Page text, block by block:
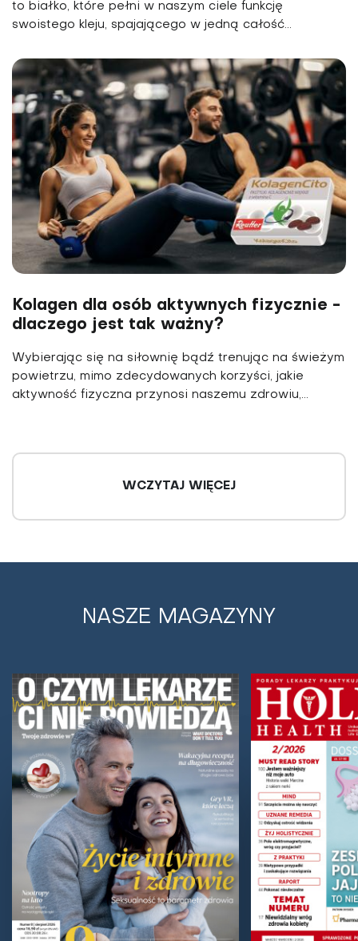
to białko, które pełni w naszym ciele funkcję
swoistego kleju, spajającego w jedną całość...
Kolagen dla osób aktywnych fizycznie -
dlaczego jest tak ważny?
Wybierając się na siłownię bądź trenując na świeżym
powietrzu, mimo zdecydowanych korzyści, jakie
aktywność fizyczna przynosi naszemu zdrowiu,...
Zmiana sposobu chodzenia łagodzi ból
kolana
Ból stawów kolanowych podczas chodzenia?
Niewielka korekta ustawienia stóp może znacznie
złagodzić tego rodzaju dolegliwości. Obrócenie stopy
do...
WCZYTAJ WIĘCEJ
NASZE MAGAZYNY